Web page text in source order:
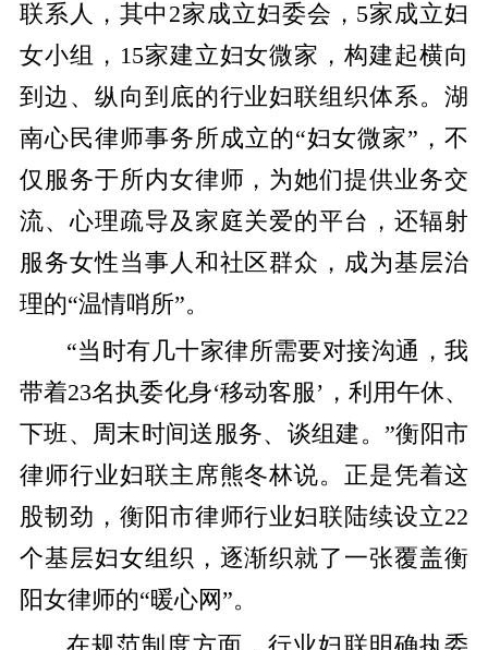
联系人，其中2家成立妇委会，5家成立妇
女小组，15家建立妇女微家，构建起横向
到边、纵向到底的行业妇联组织体系。湖
南心民律师事务所成立的“妇女微家”，不
仅服务于所内女律师，为她们提供业务交
流、心理疏导及家庭关爱的平台，还辐射
服务女性当事人和社区群众，成为基层治
理的“温情哨所”。
“当时有几十家律所需要对接沟通，我
带着23名执委化身‘移动客服’，利用午休、
下班、周末时间送服务、谈组建。”衡阳市
律师行业妇联主席熊冬林说。正是凭着这
股韧劲，衡阳市律师行业妇联陆续设立22
个基层妇女组织，逐渐织就了一张覆盖衡
阳女律师的“暖心网”。